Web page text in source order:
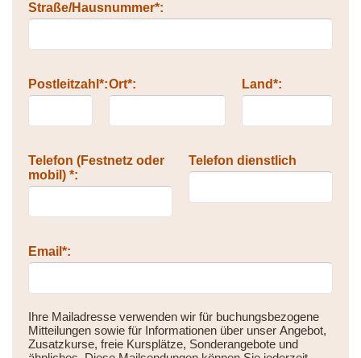
Straße/Hausnummer*:
Postleitzahl*:Ort*: Land*:
Telefon (Festnetz oder
mobil) *:
Telefon dienstlich
Email*:
Ihre Mailadresse verwenden wir für buchungsbezogene
Mitteilungen sowie für Informationen über unser Angebot,
Zusatzkurse, freie Kursplätze, Sonderangebote und